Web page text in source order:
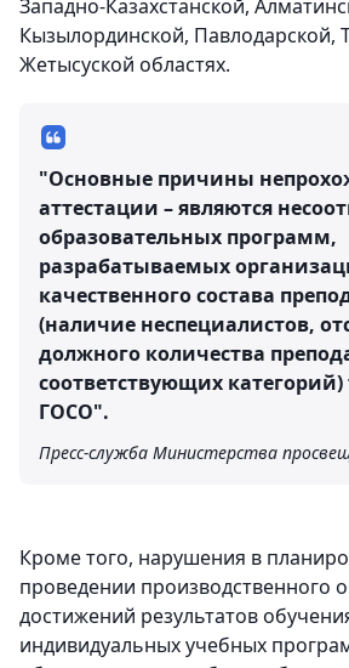
Западно-Казахстанской,
Кызылординской, Павлодарской,
Жетысуской областях.
"Основные причины
аттестации – являются
образовательных программ,
разрабатываемых
качественного состава
(наличие неспециалистов,
должного количества
соответствующих
ГОСО".
Пресс-служба Министерства
Кроме того, нарушения в
проведении производственного
достижений результатов
индивидуальных учебных